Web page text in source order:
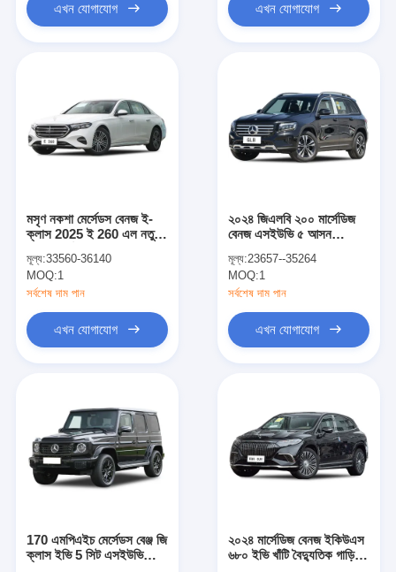
বাড়ি
পণ্য
এখন যোগাযোগ এখন যোগাযোগ
মসৃণ নকশা মের্সেডস বেনজ ই-
ক্লাস 2025 ই 260 এল নতুন
গতি
মূল্য:33560-36140
MOQ:1
সর্বশেষ দাম পান
এখন যোগাযোগ
২০২৪ জিএলবি ২০০ মার্সেডিজ
বেনজ এসইউভি ৫ আসন
টি এল৪ ইঞ্জিন সহ
মূল্য:23657--35264
MOQ:1
সর্বশেষ দাম পান
এখন যোগাযোগ
170 এমপিএইচ মের্সেডস বেঞ্জ জি
ক্লাস ইভি 5 সিট এসইউভি
২০২৪ মার্সেডিজ বেনজ ইকিউএস
৬৮০ ইভি খাঁটি বৈদ্যুতিক গাড়ি